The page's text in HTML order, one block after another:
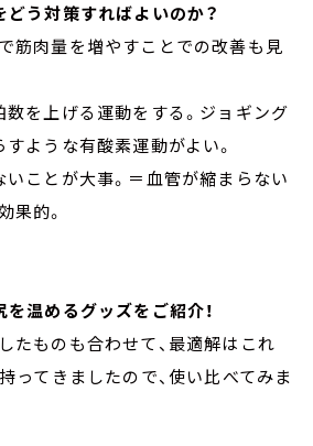
う対策すればよいのか？
筋肉量を増やすことでの改善も見
を上げる運動をする。ジョギング
ような有酸素運動がよい。
ことが大事。＝血管が縮まらない
果的。
温めるグッズをご紹介！
たものも合わせて、最適解はこれ
ってきましたので、使い比べてみま